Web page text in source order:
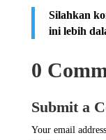
Silahkan
ini lebih
0
Submit a
Your email